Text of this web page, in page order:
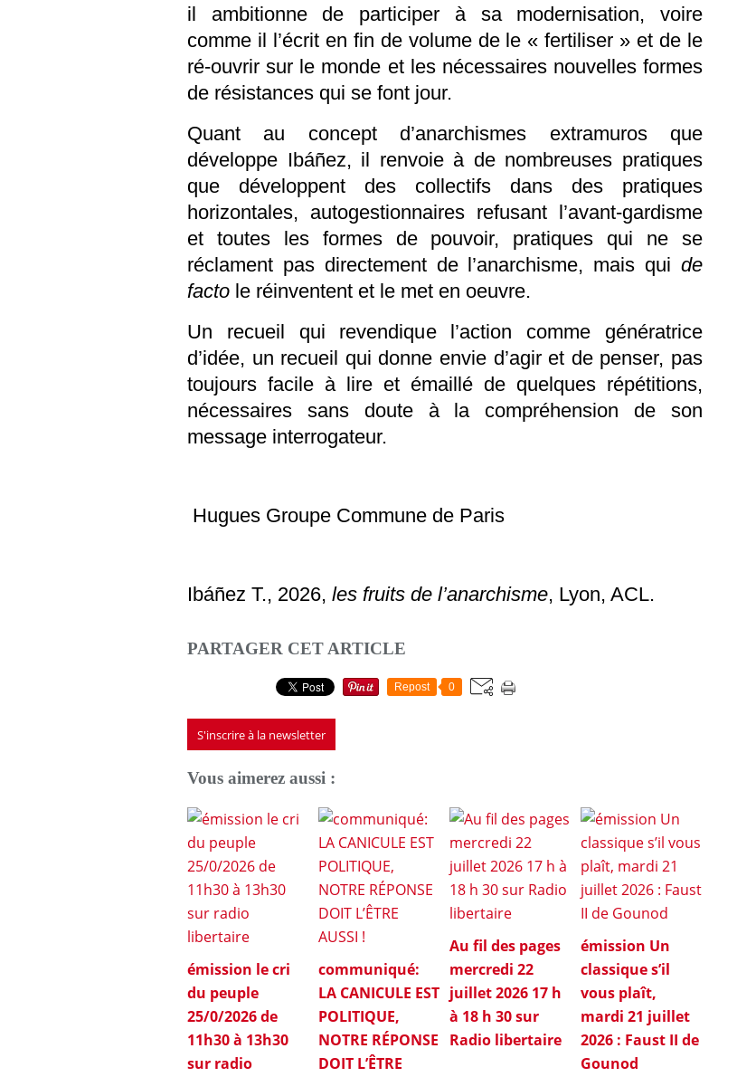
il ambitionne de participer à sa modernisation, voire
comme il l’écrit en fin de volume de le « fertiliser » et de le
ré-ouvrir sur le monde et les nécessaires nouvelles formes
de résistances qui se font jour.
Quant au concept d’anarchismes extramuros que
développe Ibáñez, il renvoie à de nombreuses pratiques
que développent des collectifs dans des pratiques
horizontales, autogestionnaires refusant l’avant-gardisme
et toutes les formes de pouvoir, pratiques qui ne se
réclament pas directement de l’anarchisme, mais qui de
facto le réinventent et le met en oeuvre.
Un recueil qui revendique l’action comme génératrice
d’idée, un recueil qui donne envie d’agir et de penser, pas
toujours facile à lire et émaillé de quelques répétitions,
nécessaires sans doute à la compréhension de son
message interrogateur.
Hugues Groupe Commune de Paris
Ibáñez T., 2026, les fruits de l’anarchisme, Lyon, ACL.
PARTAGER CET ARTICLE
Repost 0
S'inscrire à la newsletter
Vous aimerez aussi :
émission le cri
du peuple
25/0/2026 de
11h30 à 13h30
sur radio
communiqué:
LA CANICULE EST
POLITIQUE,
NOTRE RÉPONSE
DOIT L’ÊTRE
Au fil des pages
mercredi 22
juillet 2026 17 h
à 18 h 30 sur
Radio libertaire
émission Un
classique s’il
vous plaît,
mardi 21 juillet
2026 : Faust II de
Gounod